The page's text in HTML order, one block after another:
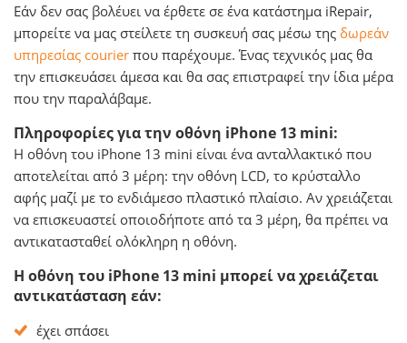
Εάν δεν σας βολέυει να έρθετε σε ένα κατάστημα iRepair,
μπορείτε να μας στείλετε τη συσκευή σας μέσω της δωρεάν
υπηρεσίας courier που παρέχουμε. Ένας τεχνικός μας θα
την επισκευάσει άμεσα και θα σας επιστραφεί την ίδια μέρα
που την παραλάβαμε.
Πληροφορίες για την οθόνη iPhone 13 mini:
Η οθόνη του iPhone 13 mini είναι ένα ανταλλακτικό που
αποτελείται από 3 μέρη: την οθόνη LCD, το κρύσταλλο
αφής μαζί με το ενδιάμεσο πλαστικό πλαίσιο. Αν χρειάζεται
να επισκευαστεί οποιοδήποτε από τα 3 μέρη, θα πρέπει να
αντικατασταθεί ολόκληρη η οθόνη.
Η οθόνη του iPhone 13 mini μπορεί να χρειάζεται
αντικατάσταση εάν:
έχει σπάσει